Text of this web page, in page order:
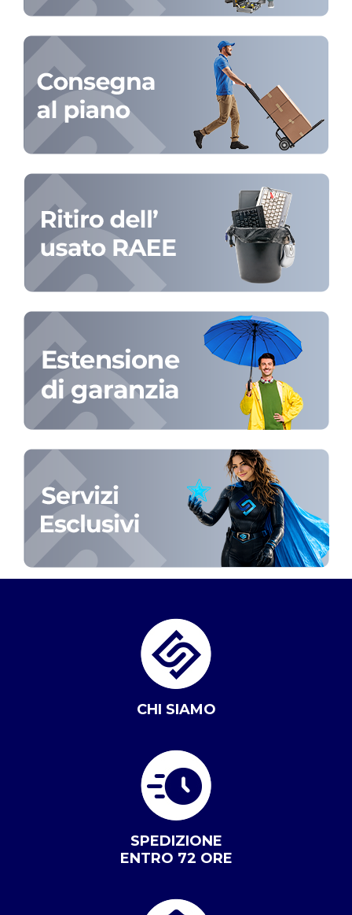
CHI SIAMO
SPEDIZIONE
ENTRO 72 ORE